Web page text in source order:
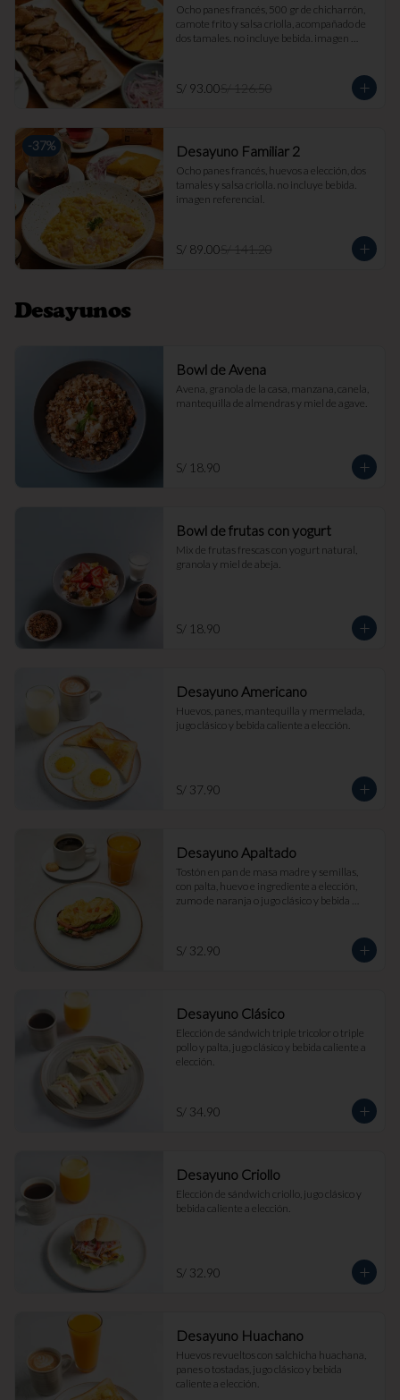
Ocho panes francés, 500 gr de chicharrón,
camote frito y salsa criolla, acompañado de
dos tamales. no incluye bebida. imagen
S/ 93.00S/ 126.50
-37% Desayuno Familiar 2
Ocho panes francés, huevos a elección, dos
tamales y salsa criolla. no incluye bebida.
imagen referencial.
S/ 89.00S/ 141.20
Desayunos
Bowl de Avena
Avena, granola de la casa, manzana, canela,
mantequilla de almendras y miel de agave.
S/ 18.90
Bowl de frutas con yogurt
Mix de frutas frescas con yogurt natural,
granola y miel de abeja.
S/ 18.90
Desayuno Americano
Huevos, panes, mantequilla y mermelada,
jugo clásico y bebida caliente a elección.
S/ 37.90
Desayuno Apaltado
Tostón en pan de masa madre y semillas,
con palta, huevo e ingrediente a elección,
zumo de naranja o jugo clásico y bebida
S/ 32.90
Desayuno Clásico
Elección de sándwich triple tricolor o triple
pollo y palta, jugo clásico y bebida caliente a
elección.
S/ 34.90
Desayuno Criollo
Elección de sándwich criollo, jugo clásico y
bebida caliente a elección.
S/ 32.90
Desayuno Huachano
Huevos revueltos con salchicha huachana,
panes o tostadas, jugo clásico y bebida
caliente a elección.